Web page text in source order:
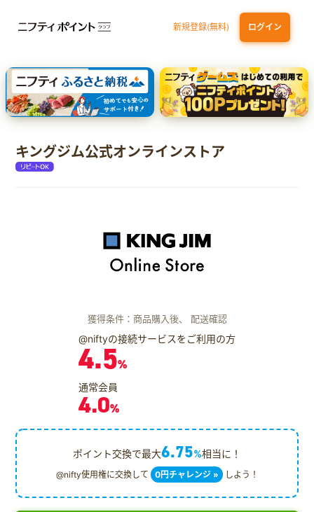
新規登録(無料) ログイン
dカード 九州カードNEXT JCB ORIGINAL SERIES：JCBカード S
三井住友カード ゴールド（NL）（家族カード発行）
【実質初月無料】DMM | Disney+(ディズニープラス) セットプラン
キングジム公式オンラインストア
獲得条件：商品購入後、 配送確認
@niftyの接続サービスをご利用の方
4.5%
通常会員
4.0%
ポイント交換で最大6.75%相当に！
@nifty使用権に交換して 0円チャレンジ » しよう！